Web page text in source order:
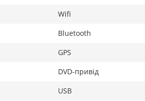
Wifi
Bluetooth
GPS
DVD-привід
USB